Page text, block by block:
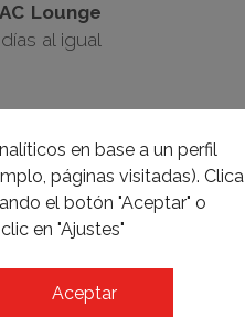
AC Lounge
al igual
en base a un perfil
páginas visitadas). Clica
el botón "Aceptar" o
en "Ajustes"
Aceptar